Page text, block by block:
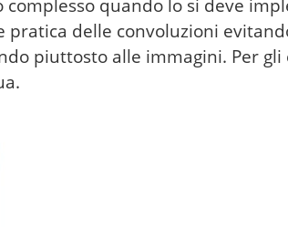
complesso quando lo si deve
pratica delle convoluzioni
piuttosto alle immagini. Per